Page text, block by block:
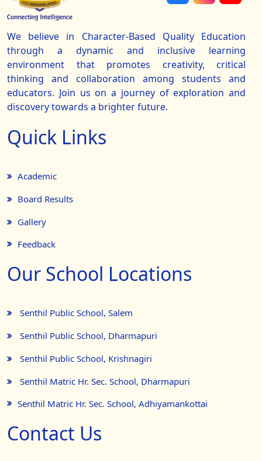
We believe in Character-Based Quality Education
through a dynamic and inclusive learning
environment that promotes creativity, critical
thinking and collaboration among students and
educators. Join us on a journey of exploration and
discovery towards a brighter future.
Quick Links
Academic
Board Results
Gallery
Feedback
Our School Locations
Senthil Public School, Salem
Senthil Public School, Dharmapuri
Senthil Public School, Krishnagiri
Senthil Matric Hr. Sec. School, Dharmapuri
Senthil Matric Hr. Sec. School, Adhiyamankottai
Contact Us